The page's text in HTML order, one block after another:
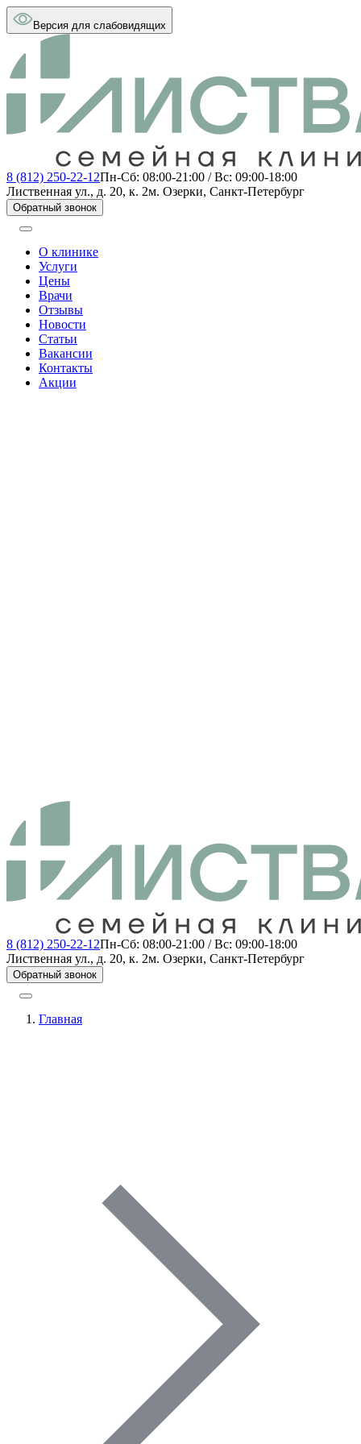
Версия для слабовидящих
8 (812) 250-22-12Пн-Сб: 08:00-21:00 / Вс: 09:00-18:00
Лиственная ул., д. 20, к. 2м. Озерки, Санкт-Петербург
Обратный звонок
О клинике
Услуги
Цены
Врачи
Отзывы
Новости
Статьи
Вакансии
Контакты
Акции
8 (812) 250-22-12Пн-Сб: 08:00-21:00 / Вс: 09:00-18:00
Лиственная ул., д. 20, к. 2м. Озерки, Санкт-Петербург
Обратный звонок
Главная